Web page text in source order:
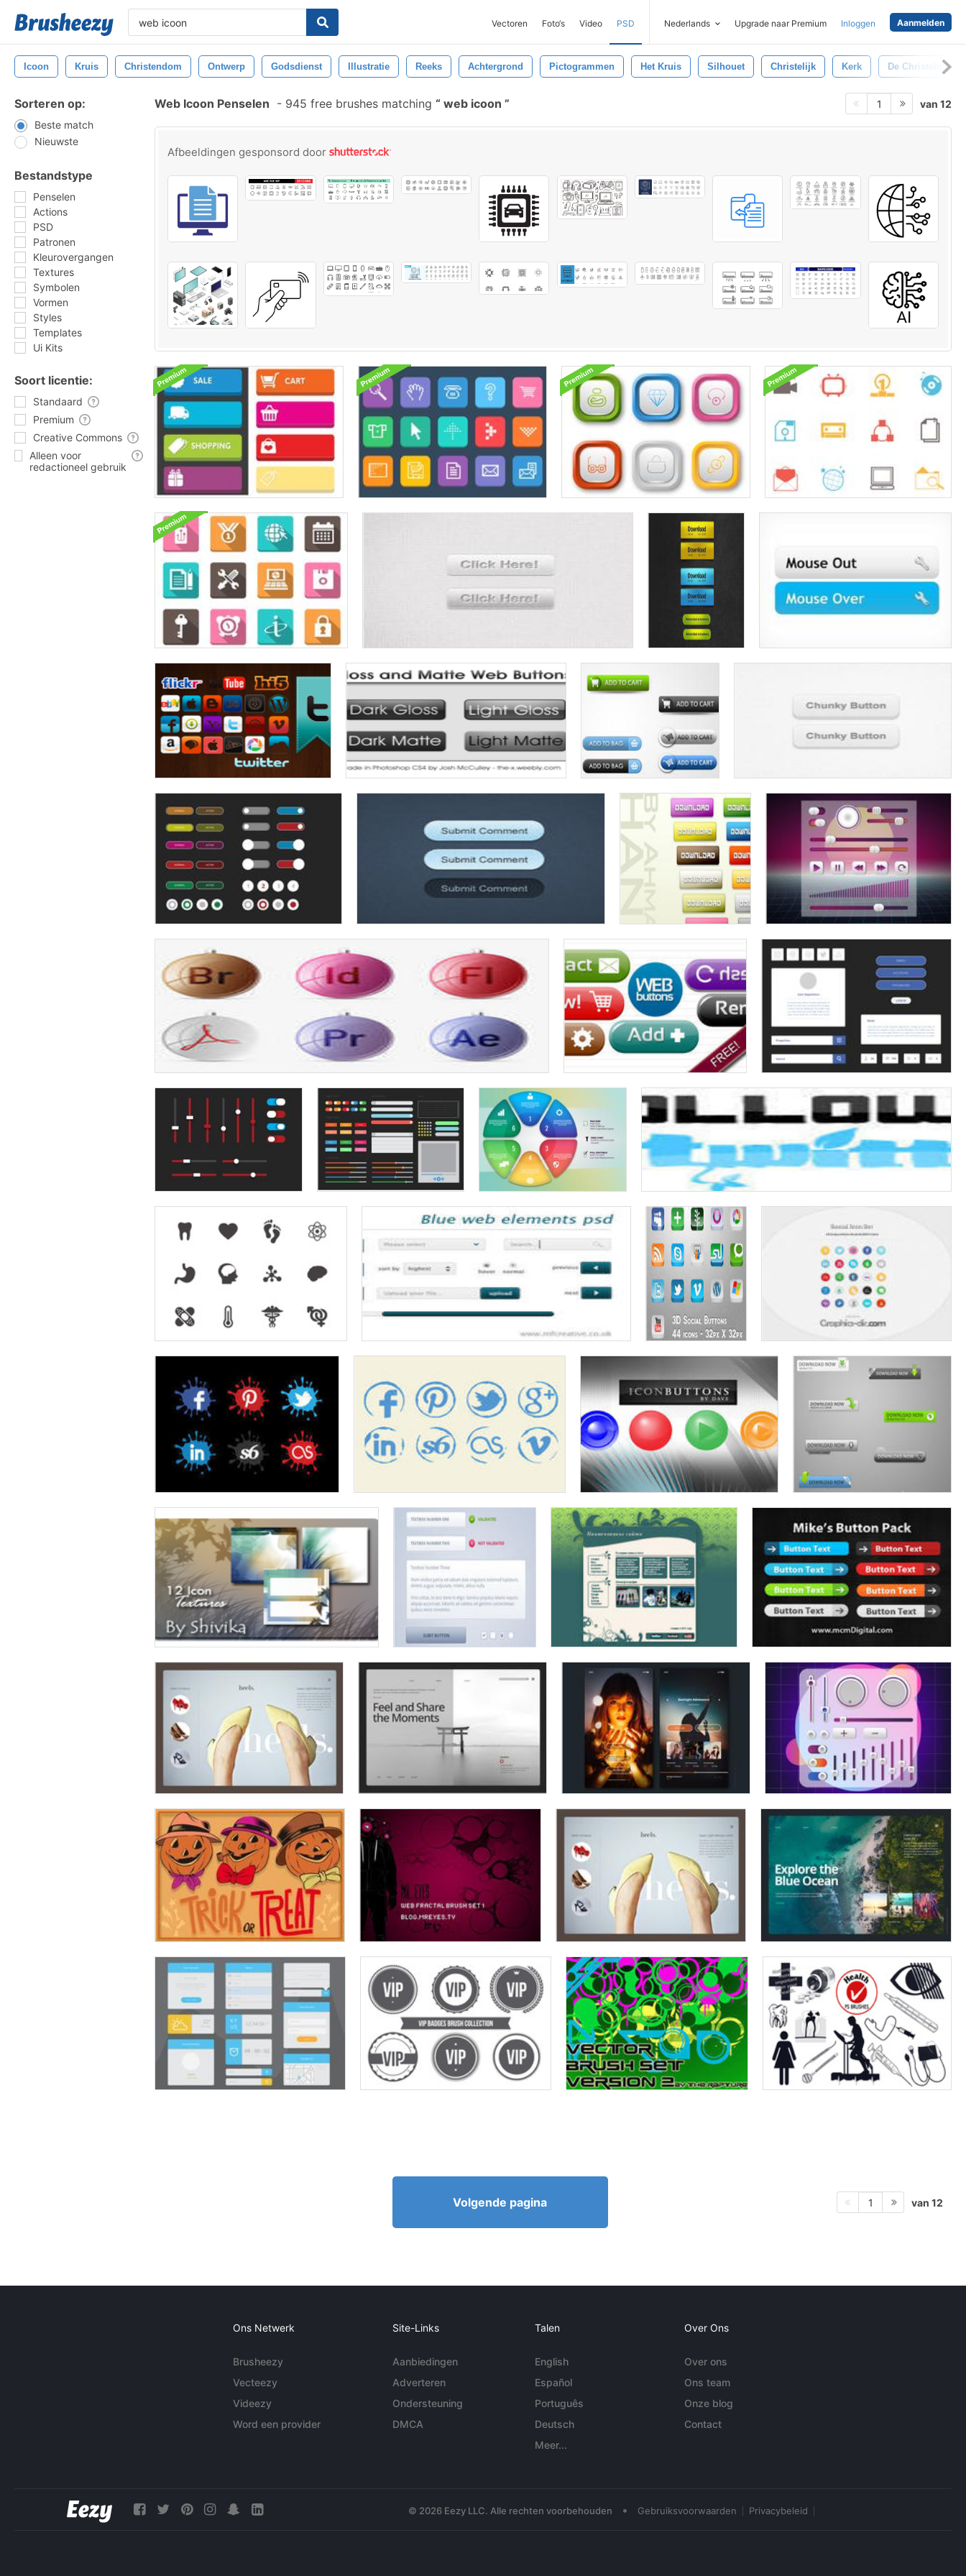
Vectoren Foto‘s Video PSD Nederlands Upgrade naar Premium Inloggen Aanmelden
Icoon Kruis Christendom Ontwerp Godsdienst Illustratie Reeks Achtergrond Pictogrammen Het Kruis Silhouet Christelijk Kerk De Christelijke
Sorteren op:
Beste match
Nieuwste
Bestandstype
Penselen
Actions
PSD
Patronen
Kleurovergangen
Textures
Symbolen
Vormen
Styles
Templates
Ui Kits
Soort licentie:
Standaard
Premium
Creative Commons
Alleen voor
redactioneel gebruik
Web Icoon Penselen - 945 free brushes matching web icoon 1 van 12
Afbeeldingen gesponsord door
Volgende pagina 1 van 12
Ons Netwerk
Brusheezy
Vecteezy
Videezy
Word een provider
Site-Links
Aanbiedingen
Adverteren
Ondersteuning
DMCA
Talen
English
Español
Português
Deutsch
Meer...
Over Ons
Over ons
Ons team
Onze blog
Contact
© 2026 Eezy LLC. Alle rechten voorbehouden • Gebruiksvoorwaarden Privacybeleid